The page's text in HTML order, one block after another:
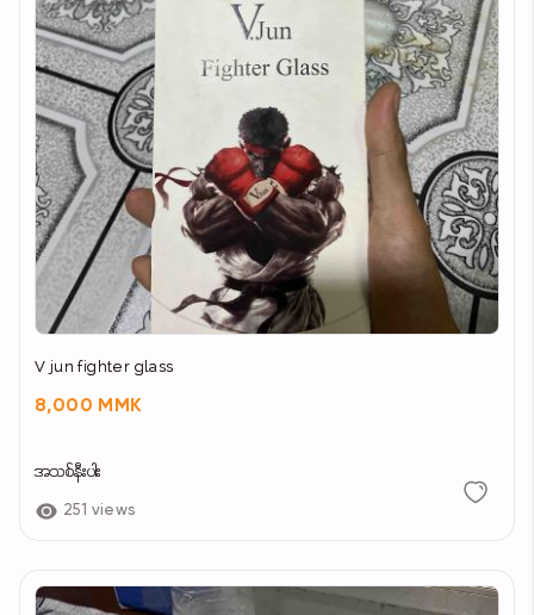
V jun fighter glass
8,000 MMK
အသစ်နီးပါး
251 views